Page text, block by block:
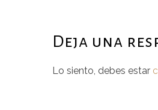
Deja una
Lo siento, debes estar